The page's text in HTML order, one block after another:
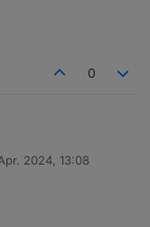
0
mitteilen, wenn ich
2024, 13:08